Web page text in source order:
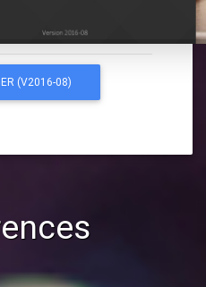
(V2016-08)